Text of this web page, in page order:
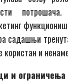
садашњи
користан и
и ограничења